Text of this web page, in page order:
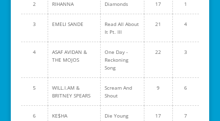
2 RIHANNA Diamonds 17 1
3 EMELI SANDE
Read All About
It Pt. III
21 4
4
ASAF AVIDAN &
THE MOJOS
One Day -
Reckoning
Song
22 3
5
WILL.I.AM &
BRITNEY SPEARS
Scream And
Shout
9 6
6 KE$HA Die Young 17 7